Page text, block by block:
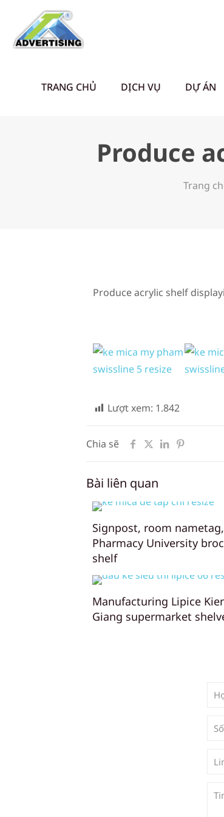
TRANG CHỦ DỊCH VỤ DỰ ÁN
Produce
Trang
Produce acrylic shelf
Lượt xem: 1.842
Chia sẽ
Bài liên quan
Signpost, room nametag,
Pharmacy University
shelf
Manufacturing Lipice
Giang supermarket